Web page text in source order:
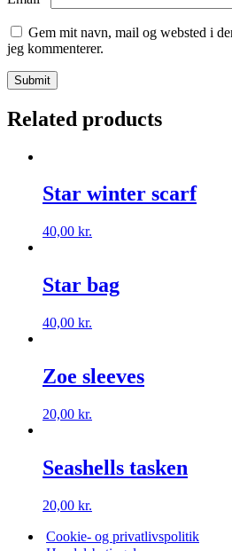
Gem mit navn, mail og websted i
jeg kommenterer.
Related products
Star winter scarf
40,00 kr.
Star bag
40,00 kr.
Zoe sleeves
20,00 kr.
Seashells tasken
20,00 kr.
Cookie- og privatlivspolitik